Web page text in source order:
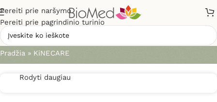
Pereiti prie naršymo
Pereiti prie pagrindinio turinio
KiNECARE
Pradžia » KiNECARE
Rodyti daugiau